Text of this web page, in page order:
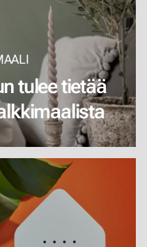
tulee tietää